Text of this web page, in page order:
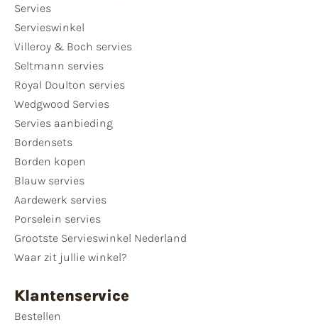
Servies
Servieswinkel
Villeroy & Boch servies
Seltmann servies
Royal Doulton servies
Wedgwood Servies
Servies aanbieding
Bordensets
Borden kopen
Blauw servies
Aardewerk servies
Porselein servies
Grootste Servieswinkel Nederland
Waar zit jullie winkel?
Klantenservice
Bestellen